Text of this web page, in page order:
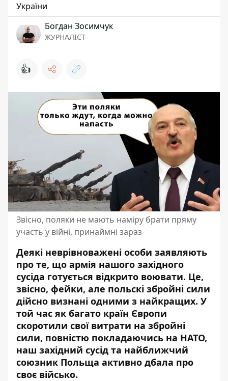
України
Богдан Зосимчук
ЖУРНАЛІСТ
👍
Звісно, поляки не мають наміру брати пряму
участь у війні, принаймні зараз
Деякі неврівноважені особи заявляють
про те, що армія нашого західного
сусіда готується відкрито воювати. Це,
звісно, фейки, але польскі збройні сили
дійсно визнані одними з найкращих. У
той час як багато країн Європи
скоротили свої витрати на збройні
сили, повністю покладаючись на НАТО,
наш західний сусід та найближчий
союзник Польща активно дбала про
своє військо.